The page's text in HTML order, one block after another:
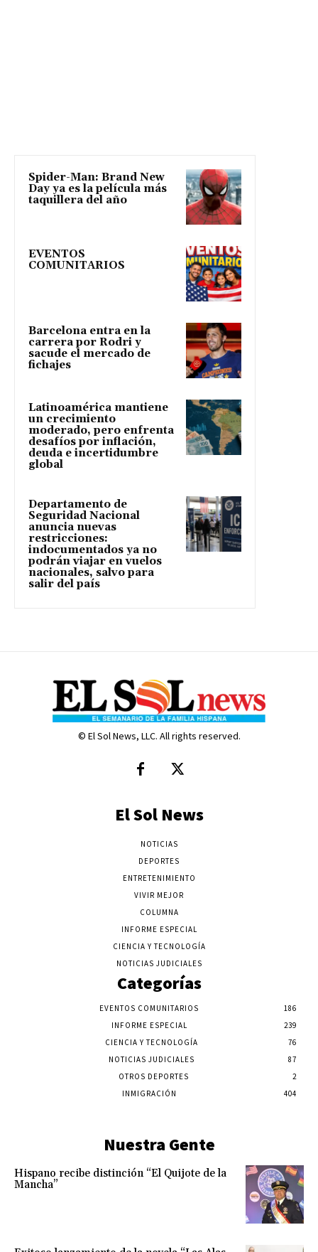
Spider-Man: Brand New
Day ya es la película más
taquillera del año
EVENTOS
COMUNITARIOS
Barcelona entra en la
carrera por Rodri y
sacude el mercado de
fichajes
Latinoamérica mantiene
un crecimiento
moderado, pero enfrenta
desafíos por inflación,
deuda e incertidumbre
global
Departamento de
Seguridad Nacional
anuncia nuevas
restricciones:
indocumentados ya no
podrán viajar en vuelos
nacionales, salvo para
salir del país
© El Sol News, LLC. All rights reserved.
El Sol News
NOTICIAS
DEPORTES
ENTRETENIMIENTO
VIVIR MEJOR
COLUMNA
INFORME ESPECIAL
CIENCIA Y TECNOLOGÍA
NOTICIAS JUDICIALES
Categorías
EVENTOS COMUNITARIOS
186
INFORME ESPECIAL
239
CIENCIA Y TECNOLOGÍA
76
NOTICIAS JUDICIALES
87
OTROS DEPORTES
2
INMIGRACIÓN
404
Nuestra Gente
Hispano recibe distinción “El Quijote de la
Mancha”